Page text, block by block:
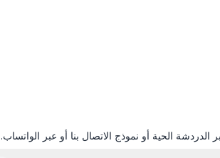
الحية أو نموذج الاتصال بنا أو عبر الواتساب.